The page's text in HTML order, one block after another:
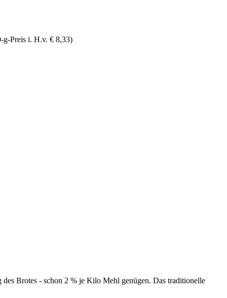
g-Preis i. H.v. € 8,33)
Brotes - schon 2 % je Kilo Mehl genügen. Das traditionelle